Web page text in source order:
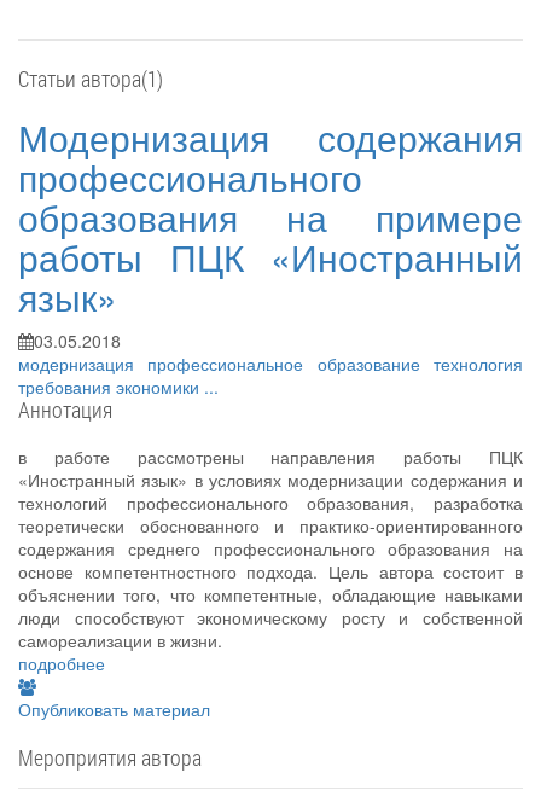
Статьи автора(1)
Модернизация содержания
профессионального
образования на примере
работы ПЦК «Иностранный
язык»
03.05.2018
модернизация профессиональное образованиетехнология
требования экономики ...
Аннотация
в работе рассмотрены направления работы ПЦК
«Иностранный язык» в условиях модернизации содержания и
технологий профессионального образования, разработка
теоретически обоснованного и практико-ориентированного
содержания среднего профессионального образования на
основе компетентностного подхода. Цель автора состоит в
объяснении того, что компетентные, обладающие навыками
люди способствуют экономическому росту и собственной
самореализации в жизни.
подробнее
Опубликовать материал
Мероприятия автора